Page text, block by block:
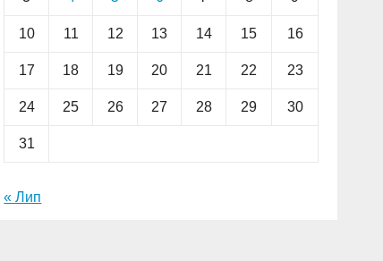
10 11 12 13 14 15 16
17 18 19 20 21 22 23
24 25 26 27 28 29 30
31
« Лип